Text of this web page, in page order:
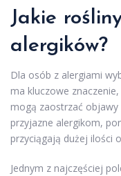
Jakie
alergików?
Dla osób z alergiami
ma kluczowe
mogą zaostrzać
przyjazne alergikom,
przyciągają dużej ilości
Jednym z najczęściej